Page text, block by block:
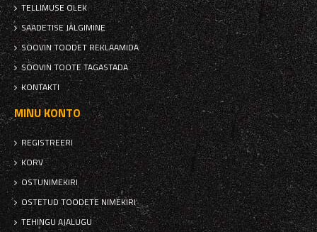
TELLIMUSE OLEK
SAADETISE JÄLGIMINE
SOOVIN TOODET REKLAAMIDA
SOOVIN TOOTE TAGASTADA
KONTAKTI
MINU KONTO
REGISTREERI
KORV
OSTUNIMEKIRI
OSTETUD TOODETE NIMEKIRI
TEHINGU AJALUGU